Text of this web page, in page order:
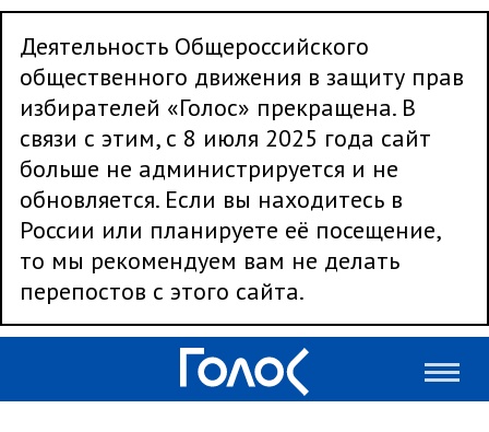
Деятельность Общероссийского
общественного движения в защиту прав
избирателей «Голос» прекращена. В
связи с этим, с 8 июля 2025 года сайт
больше не администрируется и не
обновляется. Если вы находитесь в
России или планируете её посещение,
то мы рекомендуем вам не делать
перепостов с этого сайта.